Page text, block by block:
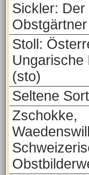
Sickler:
Stoll:
Ungarische
(sto)
Seltene
Zschokke,